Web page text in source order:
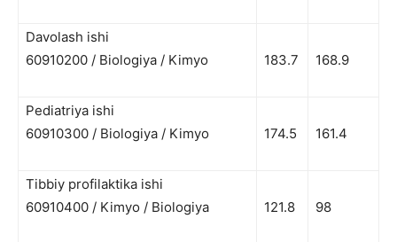
Davolash ishi
60910200 / Biologiya / Kimyo
183.7 168.9
Pediatriya ishi
60910300 / Biologiya / Kimyo
174.5 161.4
Tibbiy profilaktika ishi
60910400 / Kimyo / Biologiya
121.8 98